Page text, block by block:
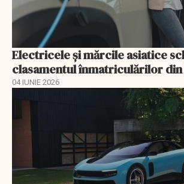
Electricele și mărcile asiatice
clasamentul înmatriculărilor din
04 IUNIE 2026